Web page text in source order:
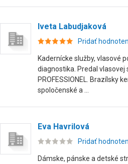
Iveta Labudjaková
Pridať
Kadernícke služby, vlasové
diagnostika. Predal vlasovej
PROFESSIONEL. Brazílsky
spoločenské a ...
Eva Havrilová
Pridať
Dámske, pánske a detské